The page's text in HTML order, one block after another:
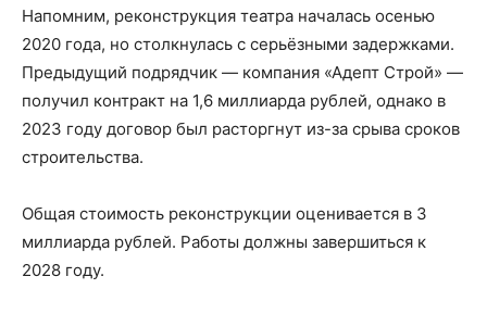
Напомним, реконструкция театра началась осенью
2020 года, но столкнулась с серьёзными задержками.
Предыдущий подрядчик — компания «Адепт Строй» —
получил контракт на 1,6 миллиарда рублей, однако в
2023 году договор был расторгнут из-за срыва сроков
строительства.
Общая стоимость реконструкции оценивается в 3
миллиарда рублей. Работы должны завершиться к
2028 году.